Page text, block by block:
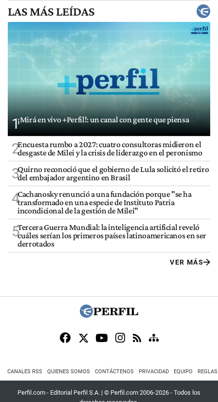
LAS MÁS LEÍDAS
1¡Mirá en vivo +Perfil!: un canal con gente que piensa
2Encuesta rumbo a 2027: cuatro consultoras midieron el
desgaste de Milei y la crisis de liderazgo en el peronismo
3Quirno reconoció que el gobierno de Lula solicitó el retiro
del embajador argentino en Brasil
4Cachanosky renunció a una fundación porque "se ha
transformado en una especie de Instituto Patria
incondicional de la gestión de Milei"
5Tercera Guerra Mundial: la inteligencia artificial reveló
cuáles serían los primeros países latinoamericanos en ser
derrotados
VER MÁS
CANALES RSS QUIENES SOMOS CONTÁCTENOS PRIVACIDAD EQUIPO
Perfil.com - Editorial Perfil S.A. | © Perfil.com 2006-2026 - Todos los